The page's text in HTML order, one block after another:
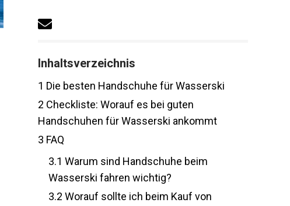
Inhaltsverzeichnis
1 Die besten Handschuhe für Wasserski
2 Checkliste: Worauf es bei guten
Handschuhen für Wasserski ankommt
3 FAQ
3.1 Warum sind Handschuhe beim
Wasserski fahren wichtig?
3.2 Worauf sollte ich beim Kauf von